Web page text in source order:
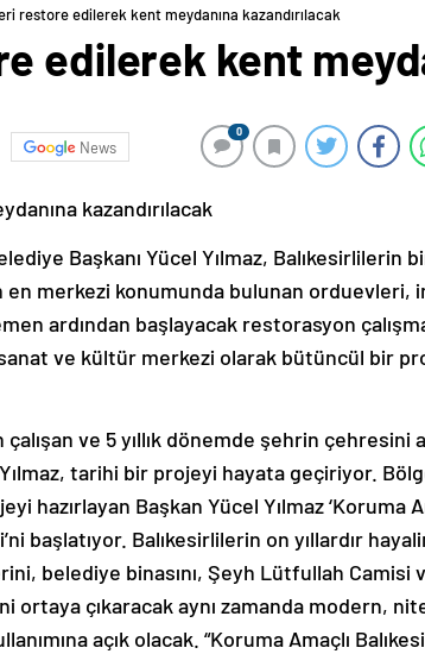
restore edilerek kent meydanına kazandırılacak
edilerek kent
News
0
kazandırılacak
Başkanı Yücel Yılmaz, Balıkesirlilerin
merkezi konumunda bulunan orduevleri,
ardından başlayacak restorasyon
sanat ve kültür merkezi olarak bütüncül bir
ve 5 yıllık dönemde şehrin çehresini
tarihi bir projeyi hayata geçiriyor.
hazırlayan Başkan Yücel Yılmaz ‘Koruma
başlatıyor. Balıkesirlilerin on yıllardır
belediye binasını, Şeyh Lütfullah Camisi
ortaya çıkaracak aynı zamanda modern,
açık olacak. “Koruma Amaçlı